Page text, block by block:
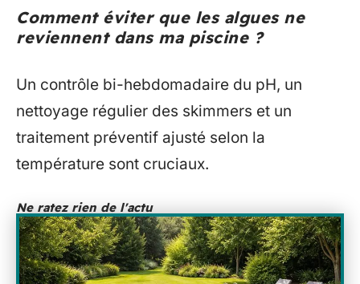
Comment éviter que les algues ne
reviennent dans ma piscine ?
Un contrôle bi-hebdomadaire du pH, un
nettoyage régulier des skimmers et un
traitement préventif ajusté selon la
température sont cruciaux.
Ne ratez rien de l'actu